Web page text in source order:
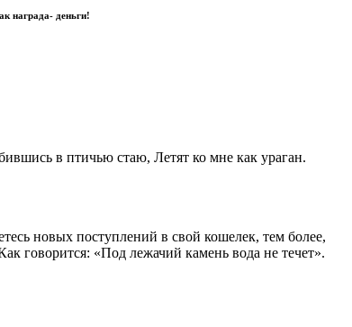
награда- деньги!
в птичью стаю, Летят ко мне как ураган.
новых поступлений в свой кошелек, тем более,
говорится: «Под лежачий камень вода не течет».